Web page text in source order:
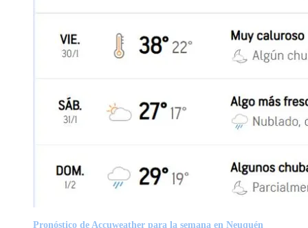
Pronóstico de Accuweather para la semana en Neuquén